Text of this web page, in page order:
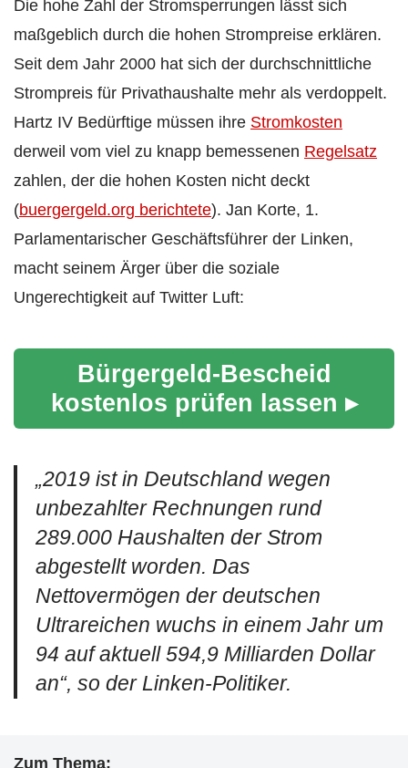
Die hohe Zahl der Stromsperrungen lässt sich
maßgeblich durch die hohen Strompreise erklären.
Seit dem Jahr 2000 hat sich der durchschnittliche
Strompreis für Privathaushalte mehr als verdoppelt.
Hartz IV Bedürftige müssen ihre Stromkosten
derweil vom viel zu knapp bemessenen Regelsatz
zahlen, der die hohen Kosten nicht deckt
(buergergeld.org berichtete). Jan Korte, 1.
Parlamentarischer Geschäftsführer der Linken,
macht seinem Ärger über die soziale
Ungerechtigkeit auf Twitter Luft:
Bürgergeld-Bescheid
kostenlos prüfen lassen ▸
„2019 ist in Deutschland wegen
unbezahlter Rechnungen rund
289.000 Haushalten der Strom
abgestellt worden. Das
Nettovermögen der deutschen
Ultrareichen wuchs in einem Jahr um
94 auf aktuell 594,9 Milliarden Dollar
an“, so der Linken-Politiker.
Zum Thema: